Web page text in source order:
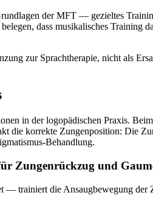
der MFT — gezieltes
belegen, dass musikalisches Training
zur Sprachtherapie, nicht als
in der logopädischen Praxis.
korrekte Zungenposition: Die
Behandlung.
Zungenrückzug und
trainiert die Ansaugbewegung der